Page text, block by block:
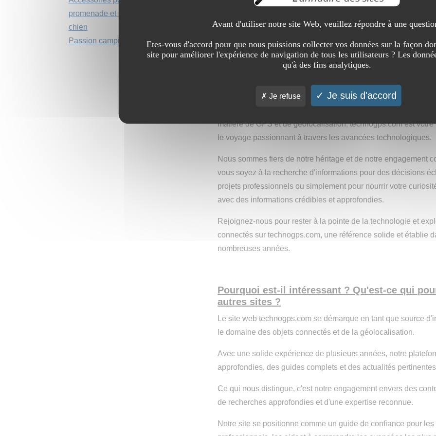
à apprécier les innovations qui façonnent notre monde connecté.
Grâce à notre engagement envers la qualité et l'exactitude,
pour devenir une référence fiable pour les enthousiastes de
du secteur.
Explorez notre vaste bibliothèque d'articles, où chaque sujet
offrir un aperçu complet et éclairé.
matière de GPS et de géolocalisation, technogps.com est
le voyage passionnant à travers les avancées technologiques.
Nous sommes fiers de notre héritage et de notre engagement
vous soyez à la recherche d'informations pour des décisions
projets professionnels ou simplement pour nourrir votre
avec des informations crédibles et approfondies.
Rejoignez-nous pour rester à la pointe de la technologie et
connectés sur technogps.com, une référence solide et établie
nombreuses années.
Pourquoi est-il intéressant ? Qu'est-ce qui
autres sites ?
Le site web technogps.com se démarque en tant que source
le domaine des objets connectés et de la géolocalisation.
Avec une solide expérience de plusieurs années, notre
approfondies, des guides complets et des actualités
Ce qui nous distingue, c'est notre engagement envers des
de recherches approfondies et d'une expertise reconnue.
Notre site se positionne comme un guide de confiance pour
promenade et sortie du
chien
Passion camping
Avant d'utiliser notre site Web, veuillez répondre à une
Etes-vous d'accord pour que nous puissions collecter vos données sur la façon
site pour améliorer l'expérience de navigation de tous les utilisateurs ? Les
qu'à des fins analytiques.
Je refuse Je suis d'accord